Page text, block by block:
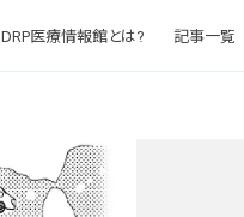
DRP医療情報館とは? 記事一覧